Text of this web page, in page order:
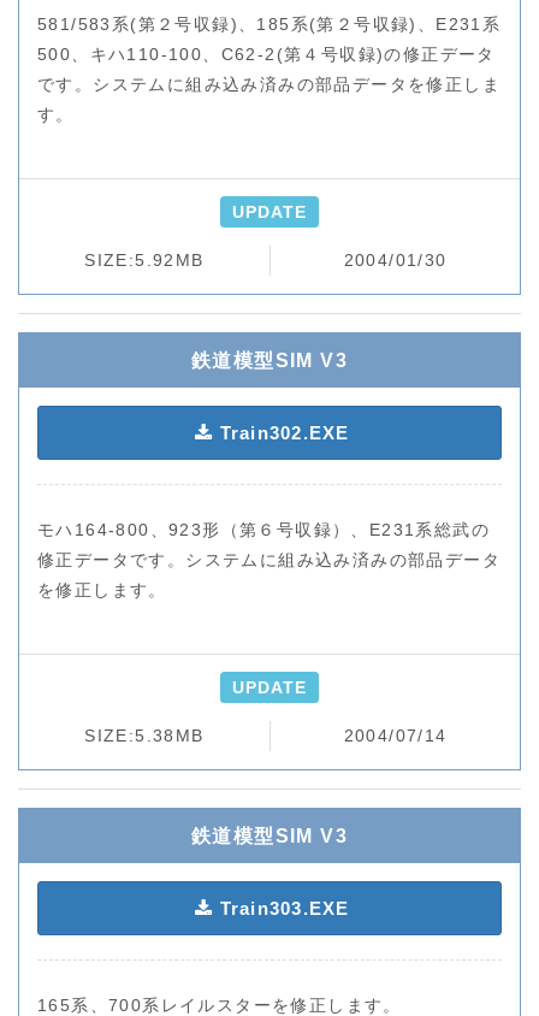
581/583系(第２号収録)、185系(第２号収録)、E231系
500、キハ110-100、C62-2(第４号収録)の修正データ
です。 システムに組み込み済みの部品データを修正しま
す。
UPDATE
SIZE:5.92MB 2004/01/30
鉄道模型SIM V3
Train302.EXE
モハ164-800、923形（第６号収録）、E231系総武の
修正データです。 システムに組み込み済みの部品データ
を修正します。
UPDATE
SIZE:5.38MB 2004/07/14
鉄道模型SIM V3
Train303.EXE
165系、700系レイルスターを修正します。